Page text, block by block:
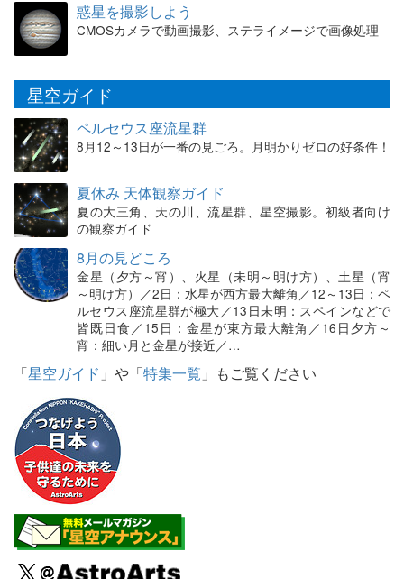
惑星を撮影しよう
CMOSカメラで動画撮影、ステライメージで画像処理
星空ガイド
ペルセウス座流星群
8月12～13日が一番の見ごろ。月明かりゼロの好条件！
夏休み 天体観察ガイド
夏の大三角、天の川、流星群、星空撮影。初級者向け
の観察ガイド
8月の見どころ
金星（夕方～宵）、火星（未明～明け方）、土星（宵
～明け方）／2日：水星が西方最大離角／12～13日：ペ
ルセウス座流星群が極大／13日未明：スペインなどで
皆既日食／15日：金星が東方最大離角／16日夕方～
宵：細い月と金星が接近／…
「星空ガイド 」や「特集一覧 」もご覧ください